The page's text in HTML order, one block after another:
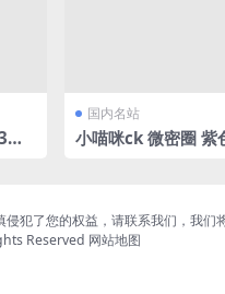
国内名站
小喵咪ck 微密圈 紫
犯了您的权益，请联系我们，我们
Reserved 网站地图